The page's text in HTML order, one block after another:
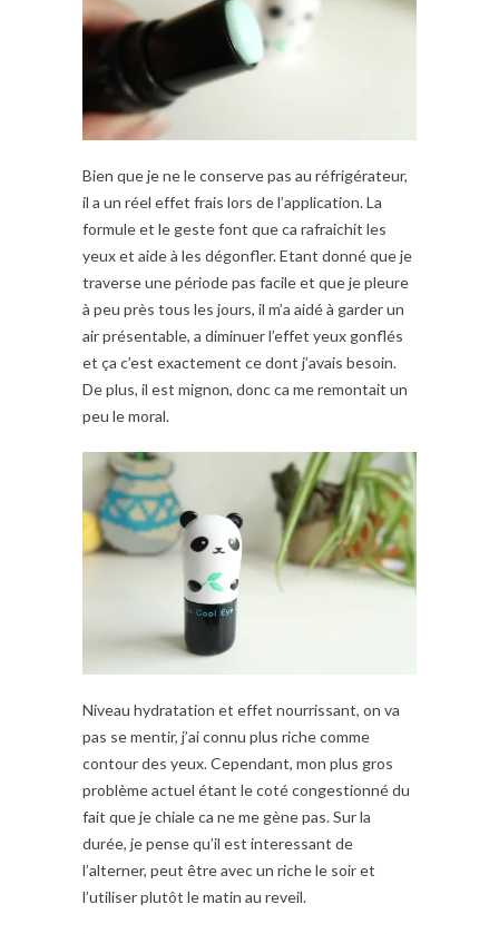
Bien que je ne le conserve pas au réfrigérateur,
il a un réel effet frais lors de l’application. La
formule et le geste font que ca rafraichit les
yeux et aide à les dégonfler. Etant donné que je
traverse une période pas facile et que je pleure
à peu près tous les jours, il m’a aidé à garder un
air présentable, a diminuer l’effet yeux gonflés
et ça c’est exactement ce dont j’avais besoin.
De plus, il est mignon, donc ca me remontait un
peu le moral.
Niveau hydratation et effet nourrissant, on va
pas se mentir, j’ai connu plus riche comme
contour des yeux. Cependant, mon plus gros
problème actuel étant le coté congestionné du
fait que je chiale ca ne me gène pas. Sur la
durée, je pense qu’il est interessant de
l’alterner, peut être avec un riche le soir et
l’utiliser plutôt le matin au reveil.